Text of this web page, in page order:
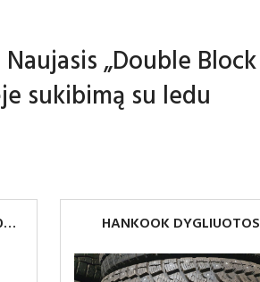
„Double Block
sukibimą su ledu
HANKOOK DYGLIUOTOS